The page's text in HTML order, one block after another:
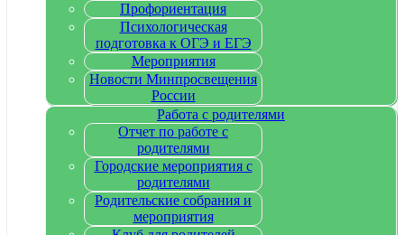
Профориентация
Психологическая
подготовка к ОГЭ и ЕГЭ
Мероприятия
Новости Минпросвещения
России
Работа с родителями
Отчет по работе с
родителями
Городские мероприятия с
родителями
Родительские собрания и
мероприятия